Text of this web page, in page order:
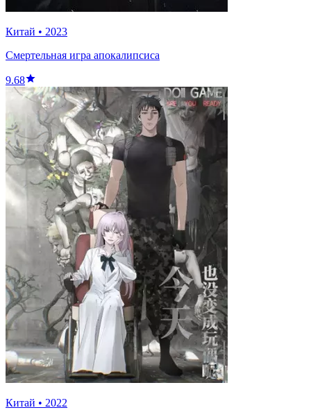
Китай • 2023
Cмертельная игра апокалипсиса
9.68
Китай • 2022